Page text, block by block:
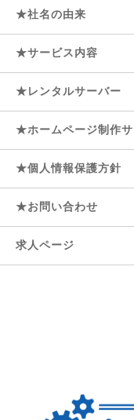
★社名の由来
★サービス内容
★レンタルサーバー
★ホームページ制作
★個人情報保護方針
★お問い合わせ
求人ページ